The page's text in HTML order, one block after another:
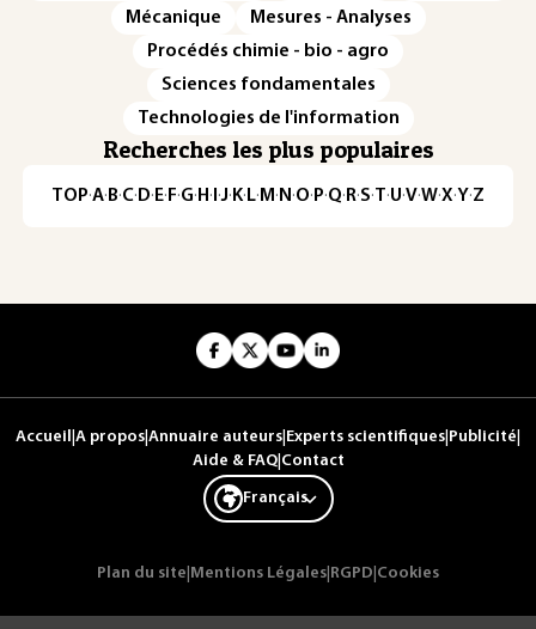
Mécanique
Mesures - Analyses
Procédés chimie - bio - agro
Sciences fondamentales
Technologies de l'information
Recherches les plus populaires
TOP·A·B·C· D· E· F·G· H · ·J· K· L· M · N ·O· P·Q· R·S·T·U·V·W·X·Y·Z
Accueil A propos Annuaire auteurs Experts scientifiques Publicité
Aide & FAQ| Contact
Français
Plan du site Mentions Légales RGPD Cookies